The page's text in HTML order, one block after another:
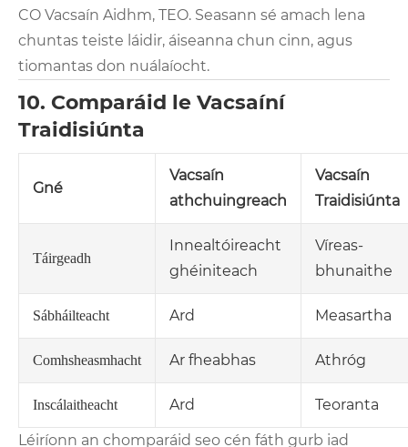
CO Vacsaín Aidhm, TEO. Seasann sé amach lena
chuntas teiste láidir, áiseanna chun cinn, agus
tiomantas don nuálaíocht.
10. Comparáid le Vacsaíní
Traidisiúnta
Gné
Vacsaín
athchuingreach
Vacsaín
Traidisiúnta
Táirgeadh
Innealtóireacht
ghéiniteach
Víreas-
bhunaithe
Sábháilteacht Ard Measartha
Comhsheasmhacht Ar fheabhas Athróg
Inscálaitheacht Ard Teoranta
Léiríonn an chomparáid seo cén fáth gurb iad